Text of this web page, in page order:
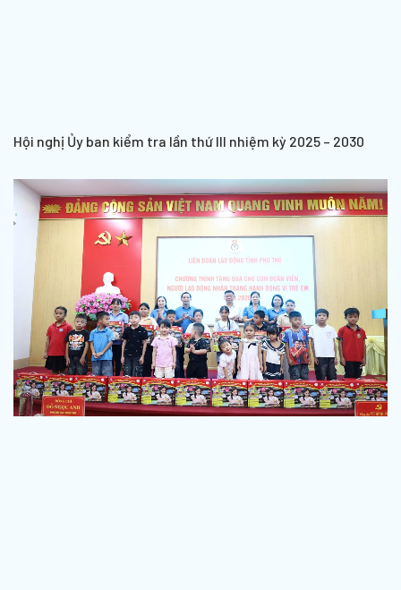
Hội nghị Ủy ban kiểm tra lần thứ III nhiệm kỳ 2025 – 2030